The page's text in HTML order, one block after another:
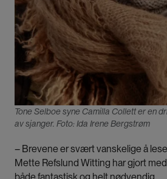
Tone Selboe syne Camilla Collett er en
av sjanger. Foto: Ida Irene Bergstrøm
– Brevene er svært vanskelige å
Mette Refslund Witting har gjort
både fantastisk og helt nødvendig.